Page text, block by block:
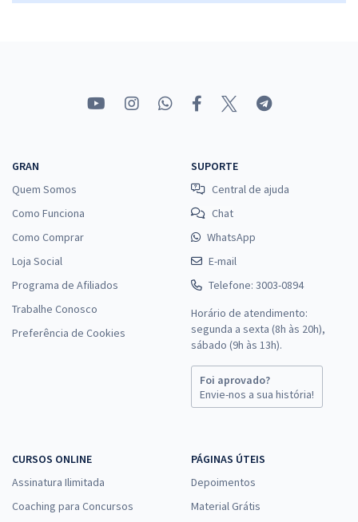
à vista
31,33
Economize R$ 93,98 (-20%)
Comprar
SES MT - Secretaria de Estado de Saúde de Mato Grosso -
Conhecimentos Específicos para o Cargo: Administrador
33,33
Economize R$ 99,98 (-20%)
SES MT - Secretaria de Estado de Saúde de Mato Grosso -
GRAN
Quem Somos
Como Funciona
Como Comprar
Loja Social
Programa de Afiliados
Trabalhe Conosco
Preferência de Cookies
SUPORTE
Central de ajuda
Chat
WhatsApp
E-mail
Telefone: 3003-0894
Horário de atendimento:
segunda a sexta (8h às 20h),
sábado (9h às 13h).
Foi aprovado?
Envie-nos a sua história!
CURSOS ONLINE
Assinatura Ilimitada
Coaching para Concursos
PÁGINAS ÚTEIS
Depoimentos
Material Grátis